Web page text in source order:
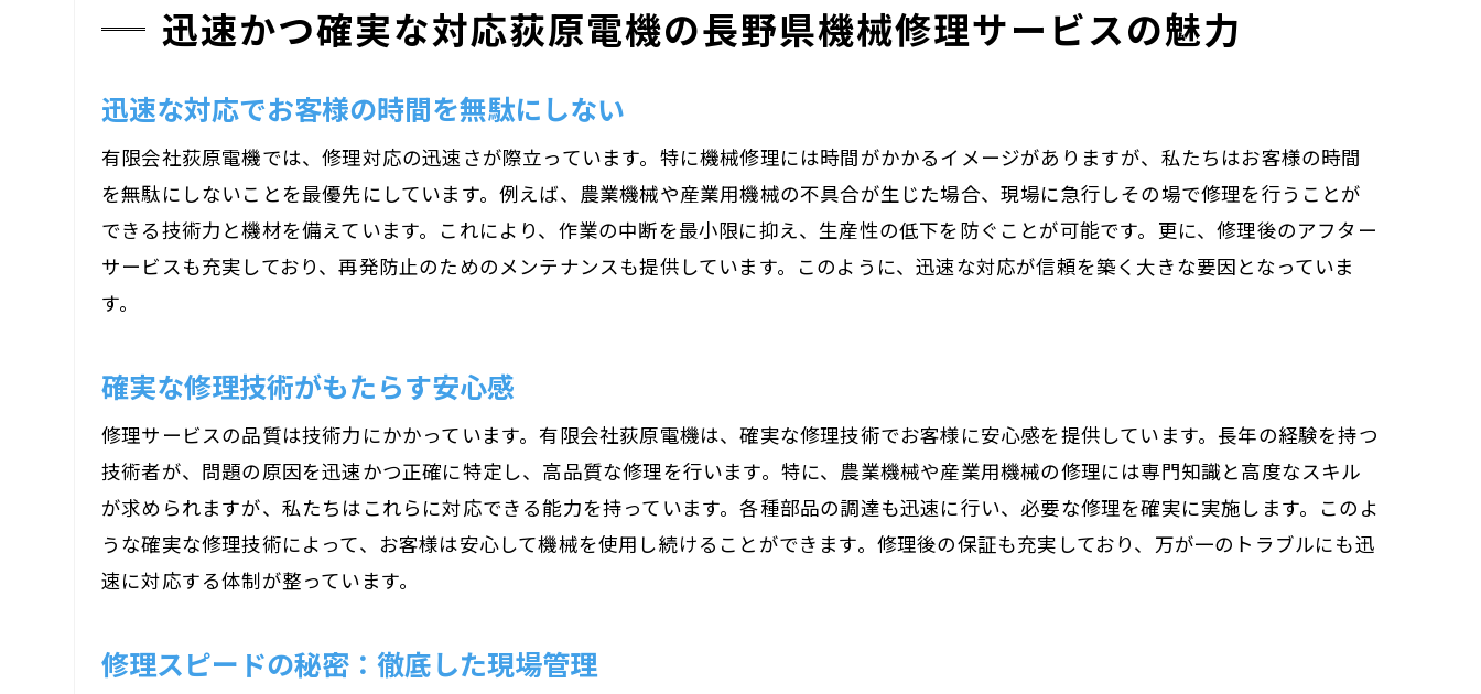
地域のお客様との信頼関係
地元での評判と口コミ
地域社会に根ざしたサービス提供
選ばれ続ける理由とは
地域密着型サービスの将来展望
迅速かつ確実な対応荻原電機の長野県機械修理サービスの魅力
迅速な対応でお客様の時間を無駄にしない
有限会社荻原電機では、修理対応の迅速さが際立っています。特に機械修理には時間がかかるイメージがありますが、私たちはお客様の時間
を無駄にしないことを最優先にしています。例えば、農業機械や産業用機械の不具合が生じた場合、現場に急行しその場で修理を行うことが
できる技術力と機材を備えています。これにより、作業の中断を最小限に抑え、生産性の低下を防ぐことが可能です。更に、修理後のアフター
サービスも充実しており、再発防止のためのメンテナンスも提供しています。このように、迅速な対応が信頼を築く大きな要因となっていま
す。
確実な修理技術がもたらす安心感
修理サービスの品質は技術力にかかっています。有限会社荻原電機は、確実な修理技術でお客様に安心感を提供しています。長年の経験を持つ
技術者が、問題の原因を迅速かつ正確に特定し、高品質な修理を行います。特に、農業機械や産業用機械の修理には専門知識と高度なスキル
が求められますが、私たちはこれらに対応できる能力を持っています。各種部品の調達も迅速に行い、必要な修理を確実に実施します。このよ
うな確実な修理技術によって、お客様は安心して機械を使用し続けることができます。修理後の保証も充実しており、万が一のトラブルにも迅
速に対応する体制が整っています。
修理スピードの秘密：徹底した現場管理